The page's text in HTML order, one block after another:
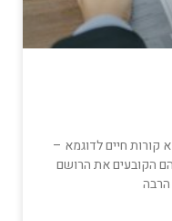
קורות חיים לדוגמא –
הקובעים את הרושם